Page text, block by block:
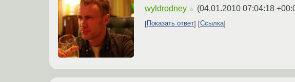
wyldrodney ☆ (04.01.2010 07:04:18
Показать ответ Ссылка